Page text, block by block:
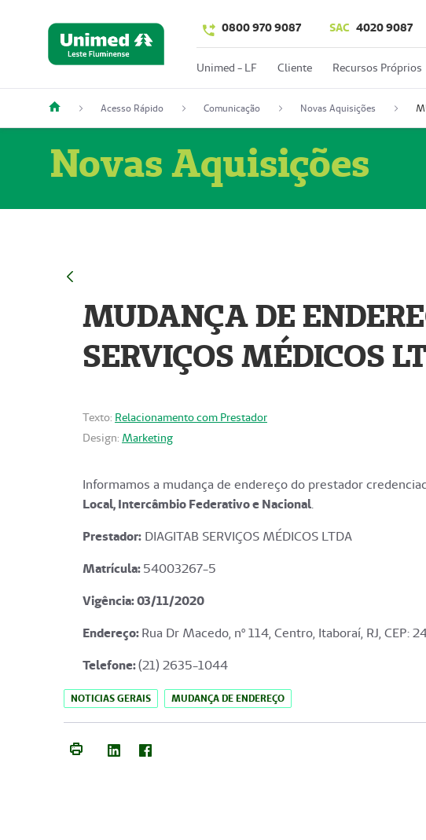
0800 970 9087 SAC 4020 9087
Unimed - LF Cliente Recursos Próprios
Acesso Rápido Comunicação Novas Aquisições
Novas Aquisições
MUDANÇA DE
SERVIÇOS MÉDICOS
Texto: Relacionamento com Prestador
Design: Marketing
Informamos a mudança de endereço do prestador
Local, Intercâmbio Federativo e Nacional.
Prestador: DIAGITAB SERVIÇOS MÉDICOS LTDA
Matrícula:54003267-5
Vigência: 03/11/2020
Endereço:Rua Dr Macedo, nº 114, Centro, Itaboraí, RJ, CEP:
Telefone:(21) 2635-1044
NOTICIAS GERAIS MUDANÇA DE ENDEREÇO